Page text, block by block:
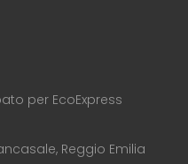
per EcoExpress
Reggio Emilia